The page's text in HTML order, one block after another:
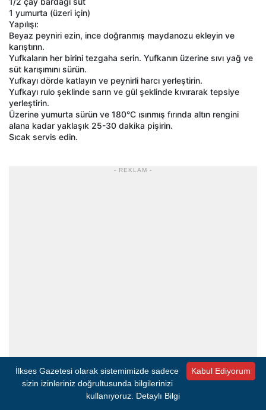
1 yumurta (üzeri için)
Yapılışı:
Beyaz peyniri ezin, ince doğranmış maydanozu ekleyin ve
karıştırın.
Yufkaların her birini tezgaha serin. Yufkanın üzerine sıvı yağ ve
süt karışımını sürün.
Yufkayı dörde katlayın ve peynirli harcı yerleştirin.
Yufkayı rulo şeklinde sarın ve gül şeklinde kıvırarak tepsiye
yerleştirin.
Üzerine yumurta sürün ve 180°C ısınmış fırında altın rengini
alana kadar yaklaşık 25-30 dakika pişirin.
Sıcak servis edin.
- REKLAM -
Kabul Ediyorum
İlkses Gazetesi olarak sistemimizde sadece
sizin izinleriniz doğrultusunda bilgilerinizi
kullanıyoruz. Detaylı Bilgi